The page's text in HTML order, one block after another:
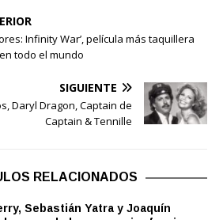
Infinity War’, película más taquillera
todo el mundo
SIGUIENTE
Daryl Dragon, Captain de
Captain & Tennille
RELACIONADOS
Sebastián Yatra y Joaquín